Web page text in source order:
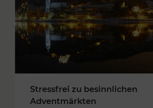
Stressfrei zu besinnlichen
Adventmärkten